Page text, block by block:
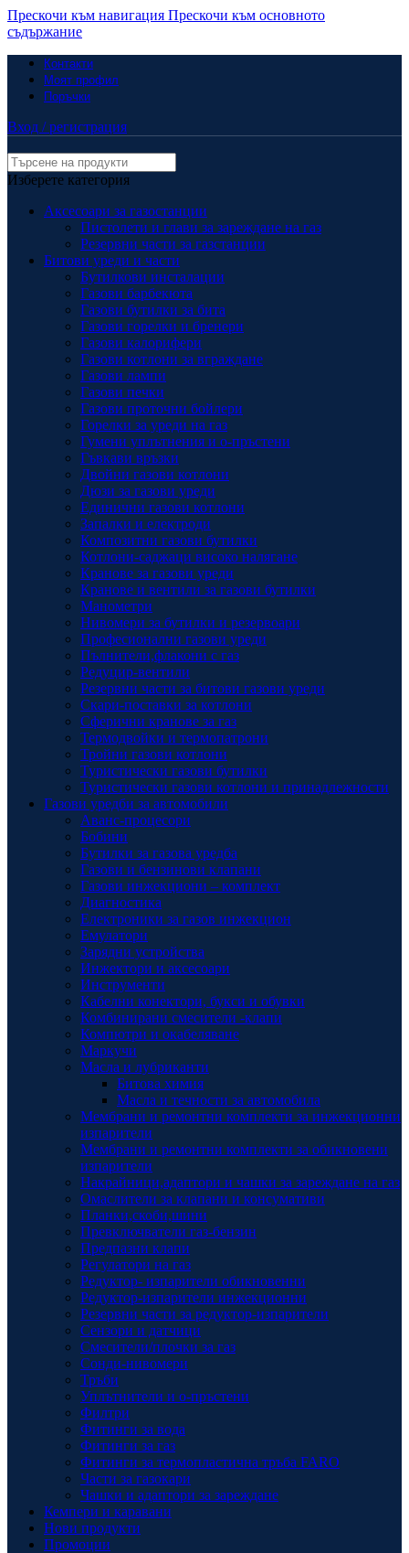
Прескочи към навигация Прескочи към основното
съдържание
Контакти
Моят профил
Поръчки
Вход / регистрация
Изберете категория
Аксесоари за газостанции
Пистолети и глави за зареждане на газ
Резервни части за газстанции
Битови уреди и части
Бутилкови инсталации
Газови барбекюта
Газови бутилки за бита
Газови горелки и бренери
Газови калорифери
Газови котлони за вграждане
Газови лампи
Газови печки
Газови проточни бойлери
Горелки за уреди на газ
Гумени уплътнения и о-пръстени
Гъвкави връзки
Двойни газови котлони
Дюзи за газови уреди
Единични газови котлони
Запалки и електроди
Композитни газови бутилки
Котлони-саджаци високо налягане
Кранове за газови уреди
Кранове и вентили за газови бутилки
Манометри
Нивомери за бутилки и резервоари
Професионални газови уреди
Пълнители,флакони с газ
Редуцир-вентили
Резервни части за битови газови уреди
Скари-поставки за котлони
Сферични кранове за газ
Термодвойки и термопатрони
Тройни газови котлони
Туристически газови бутилки
Туристически газови котлони и принадлежности
Газови уредби за автомобили
Аванс-процесори
Бобини
Бутилки за газова уредба
Газови и бензинови клапани
Газови инжекциони – комплект
Диагностика
Електроники за газов инжекцион
Емулатори
Зарядни устройства
Инжектори и аксесоари
Инструменти
Кабелни конектори, букси и обувки
Комбинирани смесители -клапи
Компютри и окабеляване
Маркучи
Масла и лубриканти
Битова химия
Масла и течности за автомобила
Мембрани и ремонтни комплекти за инжекционни
изпарители
Мембрани и ремонтни комплекти за обикновени
изпарители
Накрайници,адаптори и чашки за зареждане на газ
Омаслители за клапани и консумативи
Планки,скоби,шини
Превключватели газ-бензин
Предпазни клапи
Регулатори на газ
Редуктор- изпарители обикновенни
Редуктор-изпарители инжекционни
Резервни части за редуктор-изпарители
Сензори и датчици
Смесители/плочки за газ
Сонди-нивомери
Тръби
Уплътнители и о-пръстени
Филтри
Фитинги за вода
Фитинги за газ
Фитинги за термопластична тръба FARO
Части за газокари
Чашки и адаптори за зареждане
Кемпери и каравани
Нови продукти
Промоции